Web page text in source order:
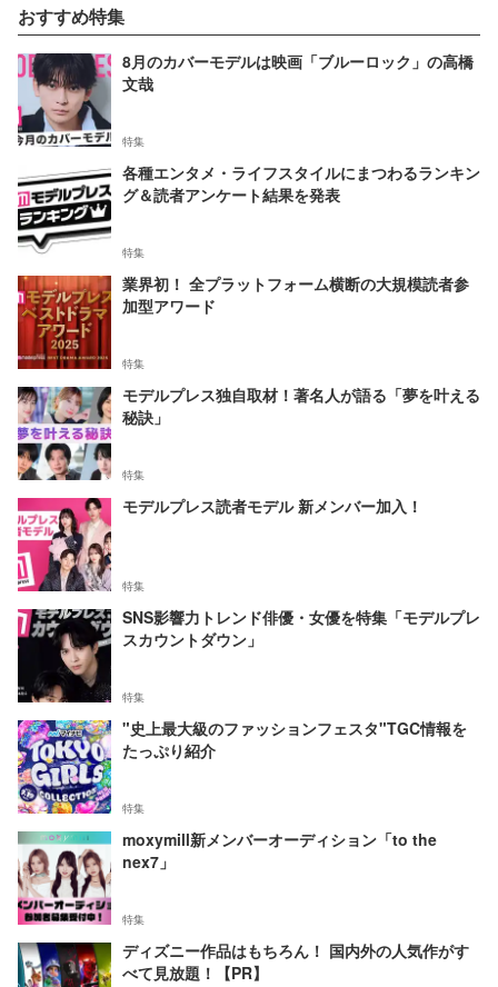
おすすめ特集
8月のカバーモデルは映画「ブルーロック」の高橋
文哉
特集
各種エンタメ・ライフスタイルにまつわるランキン
グ＆読者アンケート結果を発表
特集
業界初！ 全プラットフォーム横断の大規模読者参
加型アワード
特集
モデルプレス独自取材！著名人が語る「夢を叶える
秘訣」
特集
モデルプレス読者モデル 新メンバー加入！
特集
SNS影響力トレンド俳優・女優を特集「モデルプレ
スカウントダウン」
特集
"史上最大級のファッションフェスタ"TGC情報を
たっぷり紹介
特集
moxymill新メンバーオーディション「to the
nex7」
特集
ディズニー作品はもちろん！ 国内外の人気作がす
べて見放題！【PR】